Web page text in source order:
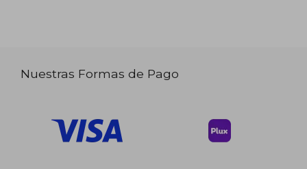
Nuestras Formas de Pago